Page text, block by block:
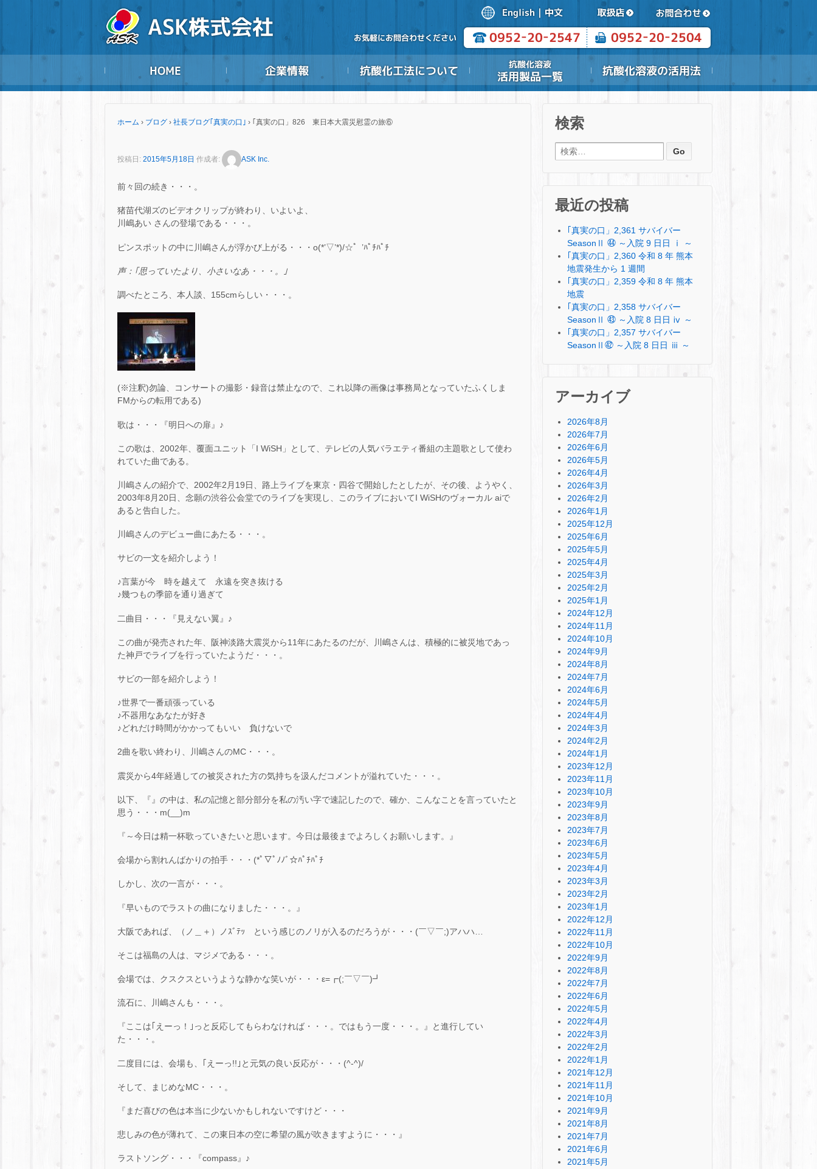
ホーム › ブログ › 社長ブログ｢真実の口｣ › ｢真実の口」826 東日本大震災慰霊の旅⑥
投稿日: 2015年5月18日 作成者: ASK Inc.
前々回の続き・・・。
猪苗代湖ズのビデオクリップが終わり、いよいよ、
川嶋あい さんの登場である・・・。
ピンスポットの中に川嶋さんが浮かび上がる・・・o(*’▽’*)/☆゜’ﾊﾟﾁﾊﾟﾁ
声：｢思っていたより、小さいなあ・・・。｣
調べたところ、本人談、155cmらしい・・・。
(※注釈)勿論、コンサートの撮影・録音は禁止なので、これ以降の画像は事務局となっていたふくしま
FMからの転用である)
歌は・・・『明日への扉』♪
この歌は、2002年、覆面ユニット「I WiSH」として、テレビの人気バラエティ番組の主題歌として使わ
れていた曲である。
川嶋さんの紹介で、2002年2月19日、路上ライブを東京・四谷で開始したとしたが、その後、ようやく、
2003年8月20日、念願の渋谷公会堂でのライブを実現し、このライブにおいてI WiSHのヴォーカル aiで
あると告白した。
川嶋さんのデビュー曲にあたる・・・。
サビの一文を紹介しよう！
♪言葉が今 時を越えて 永遠を突き抜ける
♪幾つもの季節を通り過ぎて
二曲目・・・『見えない翼』♪
この曲が発売された年、阪神淡路大震災から11年にあたるのだが、川嶋さんは、積極的に被災地であっ
た神戸でライブを行っていたようだ・・・。
サビの一部を紹介しよう！
♪世界で一番頑張っている
♪不器用なあなたが好き
♪どれだけ時間がかかってもいい 負けないで
2曲を歌い終わり、川嶋さんのMC・・・。
震災から4年経過しての被災された方の気持ちを汲んだコメントが溢れていた・・・。
以下、『』の中は、私の記憶と部分部分を私の汚い字で速記したので、確か、こんなことを言っていたと
思う・・・m(__)m
『～今日は精一杯歌っていきたいと思います。今日は最後までよろしくお願いします。』
会場から割れんばかりの拍手・・・(*ﾟ▽ﾟﾉﾉﾞ☆ﾊﾟﾁﾊﾟﾁ
しかし、次の一言が・・・。
『早いものでラストの曲になりました・・・。』
大阪であれば、（ノ＿＋）ノｽﾞﾃｯ という感じのノリが入るのだろうが・・・(￣▽￣;)アハハ…
そこは福島の人は、マジメである・・・。
会場では、クスクスというような静かな笑いが・・・ε=┏(;￣▽￣)┛
流石に、川嶋さんも・・・。
『ここは｢えーっ！｣っと反応してもらわなければ・・・。ではもう一度・・・。』と進行してい
た・・・。
二度目には、会場も、｢えーっ!!｣と元気の良い反応が・・・(^-^)/
そして、まじめなMC・・・。
『まだ喜びの色は本当に少ないかもしれないですけど・・・
悲しみの色が薄れて、この東日本の空に希望の風が吹きますように・・・』
ラストソング・・・『compass』♪
検索
検索:
最近の投稿
｢真実の口」2,361 サバイバー
SeasonⅡ ㊹ ～入院 9 日日 ⅰ ～
｢真実の口」2,360 令和 8 年 熊本
地震発生から 1 週間
｢真実の口」2,359 令和 8 年 熊本
地震
｢真実の口」2,358 サバイバー
SeasonⅡ ㊸ ～入院 8 日日 ⅳ ～
｢真実の口」2,357 サバイバー
SeasonⅡ㊷ ～入院 8 日日 ⅲ ～
アーカイブ
2026年8月
2026年7月
2026年6月
2026年5月
2026年4月
2026年3月
2026年2月
2026年1月
2025年12月
2025年6月
2025年5月
2025年4月
2025年3月
2025年2月
2025年1月
2024年12月
2024年11月
2024年10月
2024年9月
2024年8月
2024年7月
2024年6月
2024年5月
2024年4月
2024年3月
2024年2月
2024年1月
2023年12月
2023年11月
2023年10月
2023年9月
2023年8月
2023年7月
2023年6月
2023年5月
2023年4月
2023年3月
2023年2月
2023年1月
2022年12月
2022年11月
2022年10月
2022年9月
2022年8月
2022年7月
2022年6月
2022年5月
2022年4月
2022年3月
2022年2月
2022年1月
2021年12月
2021年11月
2021年10月
2021年9月
2021年8月
2021年7月
2021年6月
2021年5月